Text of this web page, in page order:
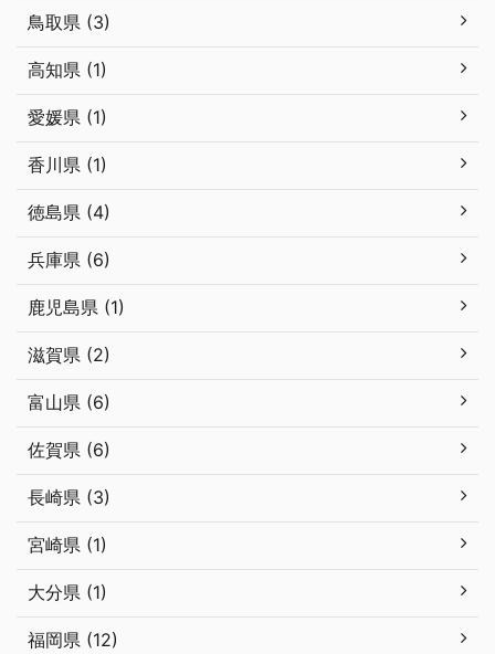
鳥取県 (3)
高知県 (1)
愛媛県 (1)
香川県 (1)
徳島県 (4)
兵庫県 (6)
鹿児島県 (1)
滋賀県 (2)
富山県 (6)
佐賀県 (6)
長崎県 (3)
宮崎県 (1)
大分県 (1)
福岡県 (12)